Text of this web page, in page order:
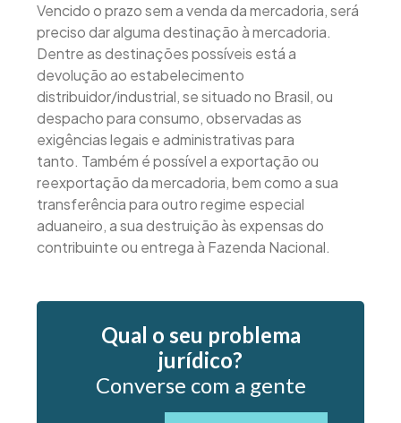
Vencido o prazo sem a venda da mercadoria, será
preciso dar alguma destinação à mercadoria.
Dentre as destinações possíveis está a
devolução ao estabelecimento
distribuidor/industrial, se situado no Brasil, ou
despacho para consumo, observadas as
exigências legais e administrativas para
tanto. Também é possível a exportação ou
reexportação da mercadoria, bem como a sua
transferência para outro regime especial
aduaneiro, a sua destruição às expensas do
contribuinte ou entrega à Fazenda Nacional.
Qual o seu problema
jurídico?
Converse com a gente